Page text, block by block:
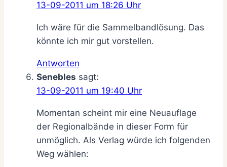
13-09-2011 um 18:26 Uhr
Ich wäre für die Sammelbandlösung. Das
könnte ich mir gut vorstellen.
Antworten
Senebles sagt:
13-09-2011 um 19:40 Uhr
Momentan scheint mir eine Neuauflage
der Regionalbände in dieser Form für
unmöglich. Als Verlag würde ich folgenden
Weg wählen: